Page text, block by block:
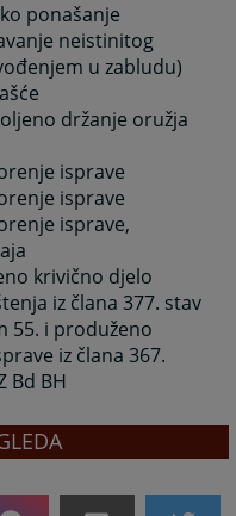
ponašanje
neistinitog
u zabludu)
držanje oružja
isprave
isprave
isprave,
krivično djelo
iz člana 377. stav
55. i produženo
iz člana 367.
Bd BH